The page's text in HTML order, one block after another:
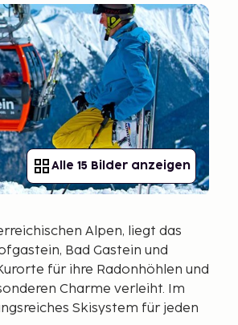
Alle 15 Bilder anzeigen
Alpen, liegt das
Bad Gastein und
für ihre Radonhöhlen und
Charme verleiht. Im
Skisystem für jeden